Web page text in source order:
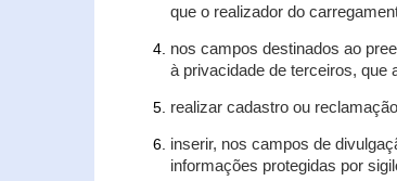
que o realizador do
nos campos destinados ao
à privacidade de terceiros, que
realizar cadastro ou
inserir, nos campos de
informações protegidas por